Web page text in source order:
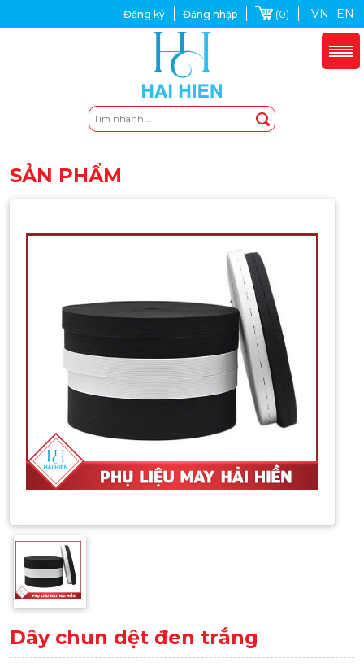
Đăng ký Đăng nhập (0) VN EN
SẢN PHẨM
Dây chun dệt đen trắng